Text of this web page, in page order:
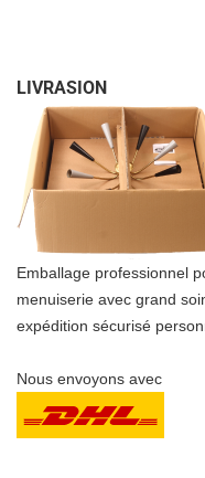
LIVRASION
Emballage professionnel
menuiserie avec grand
expédition sécurisé
Nous envoyons avec